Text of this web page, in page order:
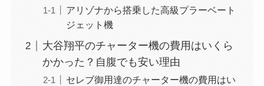
アリゾナから搭乗した高級プラーベート
ジェット機
大谷翔平のチャーター機の費用はいくら
かかった？自腹でも安い理由
セレブ御用達のチャーター機の費用はい